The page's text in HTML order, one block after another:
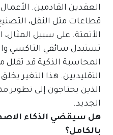
العقدين القادمين. الأعمال
قطاعات مثل النقل،
الأتمتة. على سبيل المثال،
تستبدل سائقي التاكسي
المحاسبة الذكية قد تقلل
التقليديين. هذا التغير
الذين يحتاجون إلى تطوير
الجديد.
هل سيقضي الذكاء
بالكامل؟